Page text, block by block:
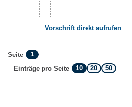
Vorschrift direkt aufrufen
Seite
1
Einträge pro Seite
10 20 50